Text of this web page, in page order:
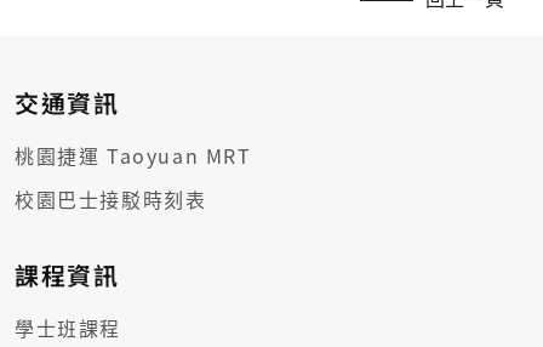
交通資訊
桃園捷運 Taoyuan MRT
校園巴士接駁時刻表
課程資訊
學士班課程